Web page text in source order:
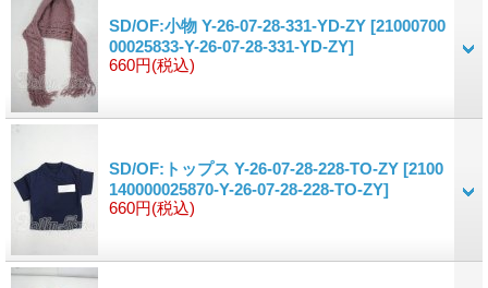
SD/OF:小物 Y-26-07-28-331-YD-ZY [21000700
00025833-Y-26-07-28-331-YD-ZY]
660円(税込)
SD/OF:トップス Y-26-07-28-228-TO-ZY [2100
140000025870-Y-26-07-28-228-TO-ZY]
660円(税込)